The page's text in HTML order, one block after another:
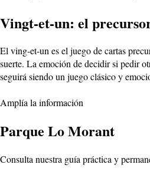
Vingt-et-un: el
El ving-et-un es el juego de cartas
suerte. La emoción de decidir si pedir
seguirá siendo un juego clásico y
Amplía la información
Parque Lo Morant
Consulta nuestra guía práctica y